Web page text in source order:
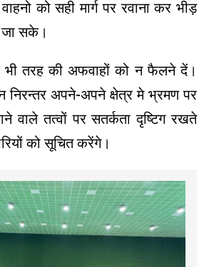
को सही मार्ग पर रवाना कर भीड़
जा सके।
भी तरह की अफवाहों को न फैलने दें।
निरन्तर अपने-अपने क्षेत्र मे भ्रमण पर
वाले तत्वों पर सतर्कता दृष्टिग रखते
को सूचित करेंगे।